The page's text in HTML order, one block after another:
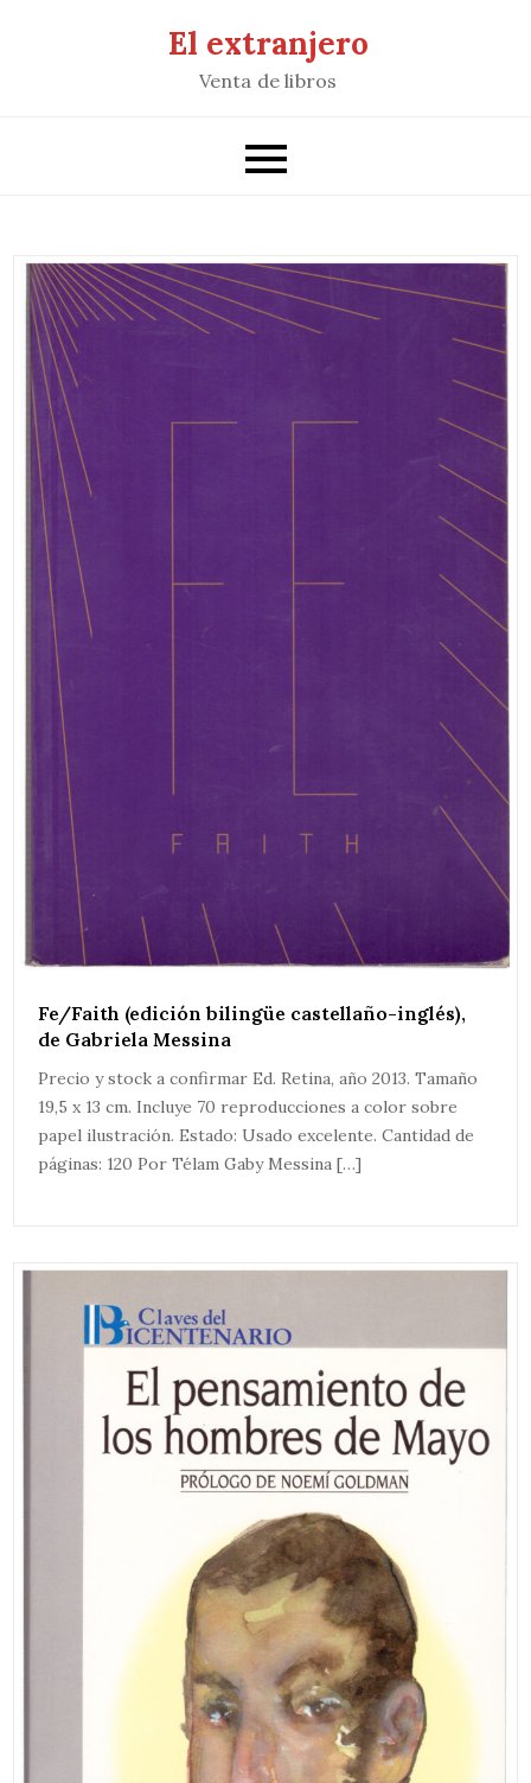
El extranjero
Venta de libros
Fe/Faith (edición bilingüe castellaño-inglés),
de Gabriela Messina
Precio y stock a confirmar Ed. Retina, año 2013. Tamaño
19,5 x 13 cm. Incluye 70 reproducciones a color sobre
papel ilustración. Estado: Usado excelente. Cantidad de
páginas: 120 Por Télam Gaby Messina […]